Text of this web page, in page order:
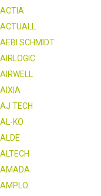
ACTIA
ACTUALL
AEBI SCHMIDT
AIRLOGIC
AIRWELL
AIXIA
AJ TECH
AL-KO
ALDE
ALTECH
AMADA
AMPLO